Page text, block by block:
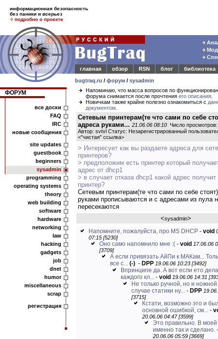
информационная безопасность
без паники и всерьез
подробно о проекте
главная
обзор RSN блог
библиотека
bugtraq.ru / форум / sysadmin
ФОРУМ
все доски
FAQ
IRC
новые сообщения
site updates
guestbook
beginners
sysadmin
programming
operating systems
theory
web building
software
hardware
networking
law
hacking
gadgets
job
dnet
humor
miscellaneous
scrap
регистрация
Напоминаю, что масса вопросов по
форума снимается после прочтения его описания
Новичкам также крайне полезно ознакомиться с
документом
Сетевым принтерам(те что сами по себе
адреса руками... 21.06.06 08:10 Число
Автор: svtvl Статус: Незарегистрированный
<"чистая" ссылка>
> Интересует как вы раздаете адреса для
принтеров?
> предположим есть принтер который
адрес от dhcp1
> в случает отказа dhcp1 какой адрес получит
принтер?
Сетевым принтерам(те что сами по себе
руками прописываются и с адресами из пула
пересекаются
<sysadmin>
Напомните, пожалуйста, про MS DHCP - void
07:15 [5230]
Оно само напомнило мне :( - void 17.06.06
[3709]
А если привязать АйПи к МАКам...
все с... (-) - DPP 19.06.06 10:23 [3492]
Впринципе да. А вот если ето
каждого кл... - void 19.06.06 14:31
Не только ручной, но и
случае статики ну... - DPP
[3715]
Кстати, возможно это и
основной ошибкой, см... -
20.06.06 04:47 [3599]
Это правильно. В моей
именно так и сделано.
20.06.06 05:59 [3669]